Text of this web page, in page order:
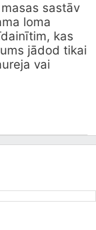
sastāv
loma
kas
jādod tikai
vai